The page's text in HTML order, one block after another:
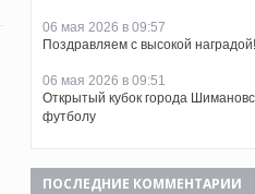
06 мая 2026 в 09:57
Поздравляем с высокой наградой!
06 мая 2026 в 09:51
Открытый кубок города
футболу
ПОСЛЕДНИЕ КОММЕНТАРИИ